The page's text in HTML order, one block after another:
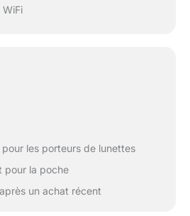
les porteurs de lunettes
pour la poche
un achat récent